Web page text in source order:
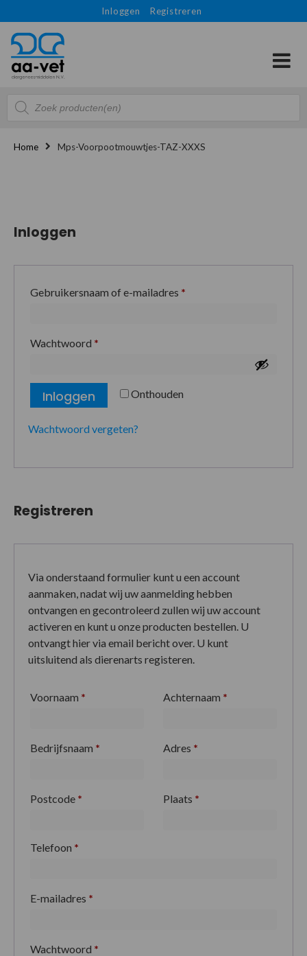
Inloggen Registreren
Producten
zoeken
Home Mps-Voorpootmouwtjes-TAZ-XXXS
Inloggen
Gebruikersnaam of e-mailadres *
Wachtwoord *
Onthouden
Inloggen
Wachtwoord vergeten?
Registreren
Via onderstaand formulier kunt u een account
aanmaken, nadat wij uw aanmelding hebben
ontvangen en gecontroleerd zullen wij uw account
activeren en kunt u onze producten bestellen. U
ontvangt hier via email bericht over. U kunt
uitsluitend als dierenarts registeren.
Voornaam * Achternaam *
Bedrijfsnaam * Adres *
Postcode * Plaats *
Telefoon *
E-mailadres *
Wachtwoord *